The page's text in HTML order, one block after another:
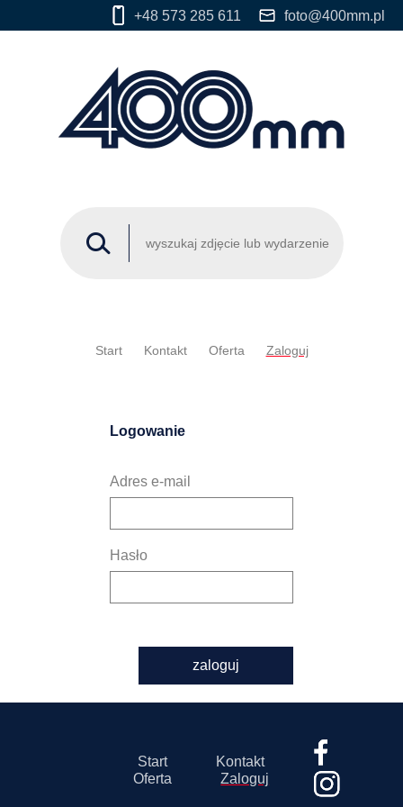
+48 573 285 611 foto@400mm.pl
Start Kontakt Oferta Zaloguj
Logowanie
Adres e-mail
Hasło
zaloguj
Start
Kontakt
Oferta
Zaloguj